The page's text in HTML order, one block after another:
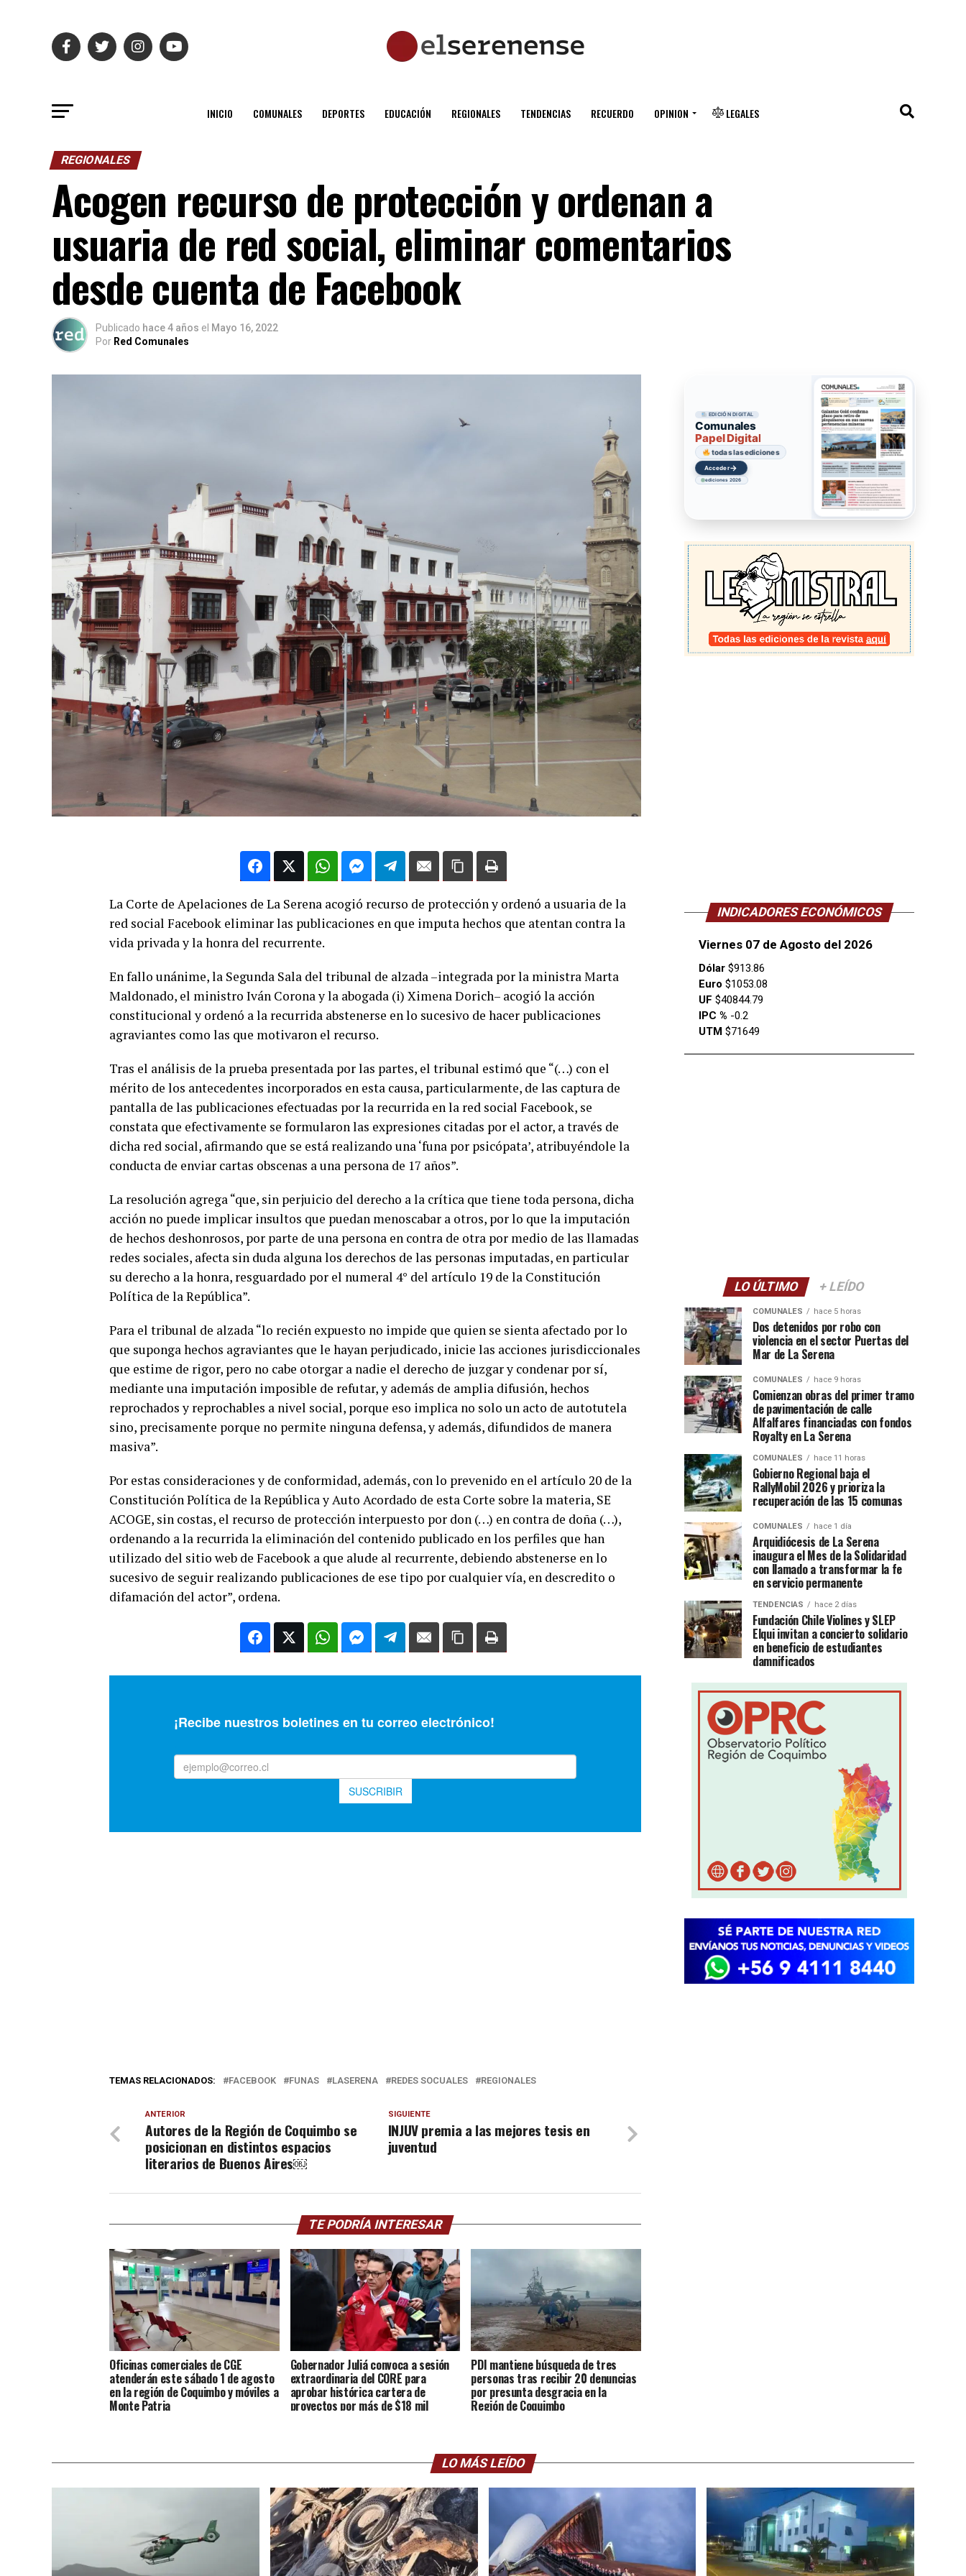
INICIO COMUNALES DEPORTES EDUCACIÓN REGIONALES TENDENCIAS RECUERDO OPINION LEGALES
REGIONALES
Acogen recurso de protección y ordenan a
usuaria de red social, eliminar comentarios
desde cuenta de Facebook
Publicado hace 4 años el Mayo 16, 2022
Por Red Comunales
La Corte de Apelaciones de La Serena acogió recurso de protección y ordenó a usuaria de la
red social Facebook eliminar las publicaciones en que imputa hechos que atentan contra la
vida privada y la honra del recurrente.
En fallo unánime, la Segunda Sala del tribunal de alzada –integrada por la ministra Marta
Maldonado, el ministro Iván Corona y la abogada (i) Ximena Dorich– acogió la acción
constitucional y ordenó a la recurrida abstenerse en lo sucesivo de hacer publicaciones
agraviantes como las que motivaron el recurso.
Tras el análisis de la prueba presentada por las partes, el tribunal estimó que “(…) con el
mérito de los antecedentes incorporados en esta causa, particularmente, de las captura de
pantalla de las publicaciones efectuadas por la recurrida en la red social Facebook, se
constata que efectivamente se formularon las expresiones citadas por el actor, a través de
dicha red social, afirmando que se está realizando una ‘funa por psicópata’, atribuyéndole la
conducta de enviar cartas obscenas a una persona de 17 años”.
La resolución agrega “que, sin perjuicio del derecho a la crítica que tiene toda persona, dicha
acción no puede implicar insultos que puedan menoscabar a otros, por lo que la imputación
de hechos deshonrosos, por parte de una persona en contra de otra por medio de las llamadas
redes sociales, afecta sin duda alguna los derechos de las personas imputadas, en particular
su derecho a la honra, resguardado por el numeral 4° del artículo 19 de la Constitución
Política de la República”.
Para el tribunal de alzada “lo recién expuesto no impide que quien se sienta afectado por lo
que suponga hechos agraviantes que le hayan perjudicado, inicie las acciones jurisdiccionales
que estime de rigor, pero no cabe otorgar a nadie el derecho de juzgar y condenar por sí,
mediante una imputación imposible de refutar, y además de amplia difusión, hechos
reprochados y reprochables a nivel social, porque eso implica no solo un acto de autotutela
sino, precisamente porque no permite ninguna defensa, y además, difundidos de manera
masiva”.
Por estas consideraciones y de conformidad, además, con lo prevenido en el artículo 20 de la
Constitución Política de la República y Auto Acordado de esta Corte sobre la materia, SE
ACOGE, sin costas, el recurso de protección interpuesto por don (…) en contra de doña (…),
ordenando a la recurrida la eliminación del contenido publicado en los perfiles que han
utilizado del sitio web de Facebook a que alude al recurrente, debiendo abstenerse en lo
sucesivo de seguir realizando publicaciones de ese tipo por cualquier vía, en descredito o
difamación del actor”, ordena.
TEMAS RELACIONADOS: FACEBOOK FUNAS LASERENA REDES SOCUALES REGIONALES
SIGUIENTE
INJUV premia a las mejores tesis en
juventud
ANTERIOR
Autores de la Región de Coquimbo se
posicionan en distintos espacios
literarios de Buenos Aires￼
TE PODRÍA INTERESAR
Oficinas comerciales de CGE
atenderán este sábado 1 de agosto
en la región de Coquimbo y móviles a
Monte Patria
Gobernador Juliá convoca a sesión
extraordinaria del CORE para
aprobar histórica cartera de
proyectos por más de $18 mil
PDI mantiene búsqueda de tres
personas tras recibir 20 denuncias
por presunta desgracia en la
Región de Coquimbo
EDICIÓN DIGITAL
Comunales
Papel Digital
todas las ediciones
Acceder→
ediciones 2026
INDICADORES ECONÓMICOS
Viernes 07 de Agosto del 2026
Dólar $913.86
Euro $1053.08
UF $40844.79
IPC % -0.2
UTM $71649
LO ÚLTIMO + LEÍDO
COMUNALES hace 5 horas
Dos detenidos por robo con
violencia en el sector Puertas del
Mar de La Serena
COMUNALES hace 9 horas
Comienzan obras del primer tramo
de pavimentación de calle
Alfalfares financiadas con fondos
Royalty en La Serena
COMUNALES hace 11 horas
Gobierno Regional baja el
RallyMobil 2026 y prioriza la
recuperación de las 15 comunas
COMUNALES hace 1 día
Arquidiócesis de La Serena
inaugura el Mes de la Solidaridad
con llamado a transformar la fe
en servicio permanente
TENDENCIAS hace 2 días
Fundación Chile Violines y SLEP
Elqui invitan a concierto solidario
en beneficio de estudiantes
damnificados
LO MÁS LEÍDO